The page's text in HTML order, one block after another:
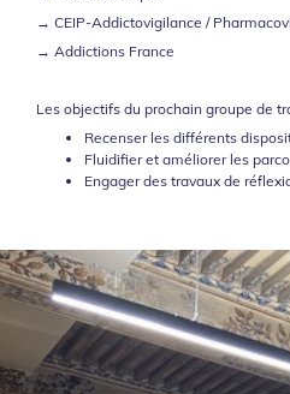
→ CEIP-Addictovigilance /
→ Addictions France
Les objectifs du prochain groupe de
Recenser les différents
Fluidifier et améliorer les
Engager des travaux de